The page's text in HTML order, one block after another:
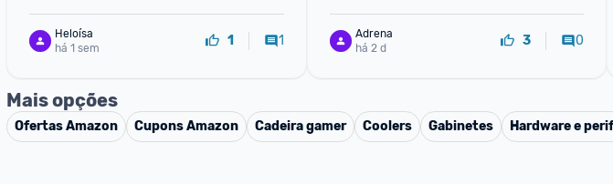
Heloísa
há 1 sem
1 1
Adrena
há 2 d
3 0
Mais opções
OfertasAmazon CuponsAmazon Cadeira gamer Coolers Gabinetes Hardware e